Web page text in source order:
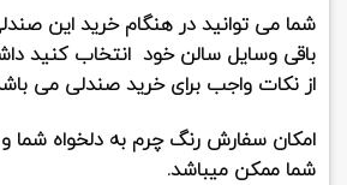
شما می توانید در هنگام خرید این
باقی وسایل سالن خود انتخاب کنید
از نکات واجب برای خرید صندلی می
امکان سفارش رنگ چرم به دلخواه شما و
شما ممکن میباشد.